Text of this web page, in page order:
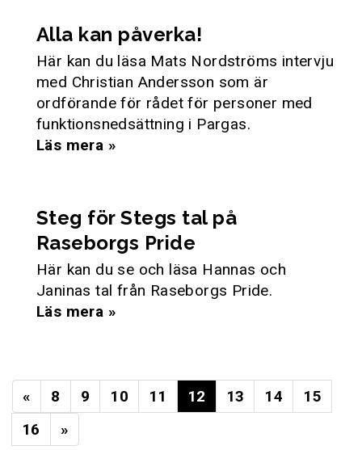
Alla kan påverka!
Här kan du läsa Mats Nordströms intervju
med Christian Andersson som är
ordförande för rådet för personer med
funktionsnedsättning i Pargas.
Läs mera »
Steg för Stegs tal på
Raseborgs Pride
Här kan du se och läsa Hannas och
Janinas tal från Raseborgs Pride.
Läs mera »
« 8 9 10 11 12 13 14
15
16
»